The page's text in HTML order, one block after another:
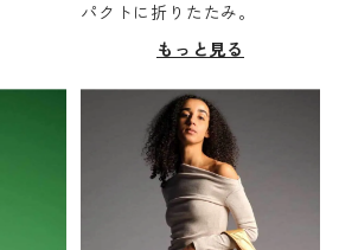
パクトに折りたたみ。
もっと見る